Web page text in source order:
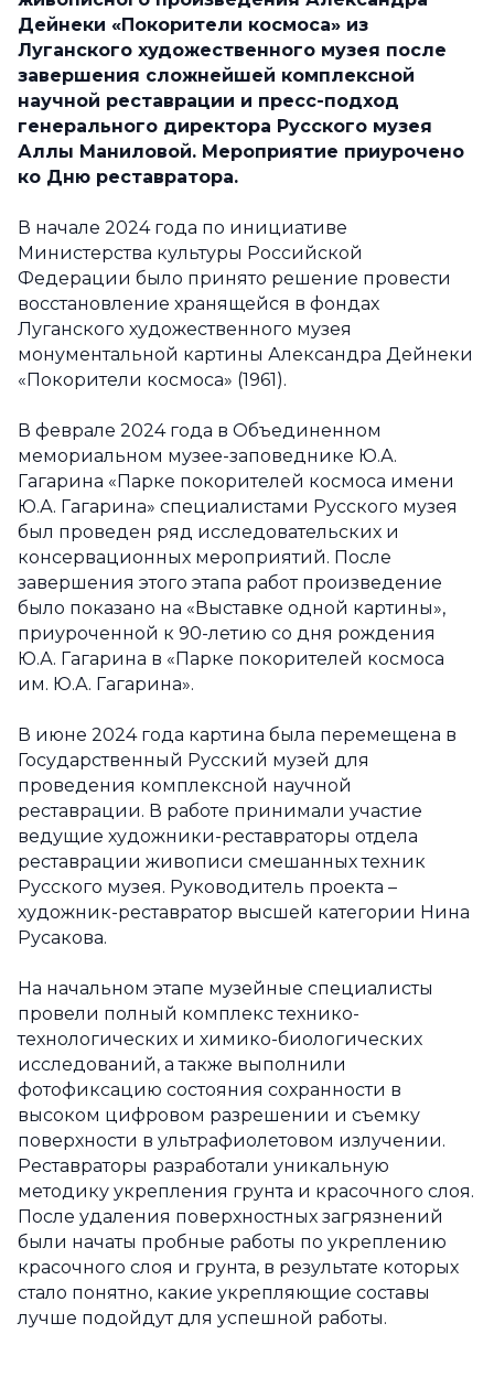
Дейнеки «Покорители космоса» из
Луганского художественного музея после
завершения сложнейшей комплексной
научной реставрации и пресс-подход
генерального директора Русского музея
Аллы Маниловой. Мероприятие приурочено
ко Дню реставратора.
В начале 2024 года по инициативе
Министерства культуры Российской
Федерации было принято решение провести
восстановление хранящейся в фондах
Луганского художественного музея
монументальной картины Александра Дейнеки
«Покорители космоса» (1961).
В феврале 2024 года в Объединенном
мемориальном музее-заповеднике Ю.А.
Гагарина «Парке покорителей космоса имени
Ю.А. Гагарина» специалистами Русского музея
был проведен ряд исследовательских и
консервационных мероприятий. После
завершения этого этапа работ произведение
было показано на «Выставке одной картины»,
приуроченной к 90-летию со дня рождения
Ю.А. Гагарина в «Парке покорителей космоса
им. Ю.А. Гагарина».
В июне 2024 года картина была перемещена в
Государственный Русский музей для
проведения комплексной научной
реставрации. В работе принимали участие
ведущие художники-реставраторы отдела
реставрации живописи смешанных техник
Русского музея. Руководитель проекта –
художник-реставратор высшей категории Нина
Русакова.
На начальном этапе музейные специалисты
провели полный комплекс технико-
технологических и химико-биологических
исследований, а также выполнили
фотофиксацию состояния сохранности в
высоком цифровом разрешении и съемку
поверхности в ультрафиолетовом излучении.
Реставраторы разработали уникальную
методику укрепления грунта и красочного слоя.
После удаления поверхностных загрязнений
были начаты пробные работы по укреплению
красочного слоя и грунта, в результате которых
стало понятно, какие укрепляющие составы
лучше подойдут для успешной работы.